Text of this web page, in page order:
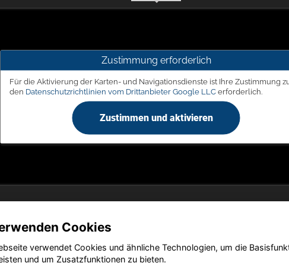
Zustimmung erforderlich
Für die Aktivierung der Karten- und Navigationsdienste ist Ihre Zustimmung
den Datenschutzrichtlinien vom Drittanbieter Google LLCerforderlich.
Zustimmen und aktivieren
Cookies
verwendet Cookies und ähnliche Technologien, um die
und um Zusatzfunktionen zu bieten.